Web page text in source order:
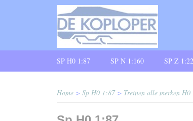
SP H0 1:87 SP N 1:160 SP Z
Home > Sp H0 1:87> Treinen alle merken